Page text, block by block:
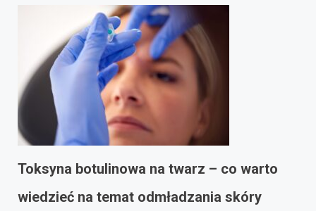
Toksyna botulinowa na twarz – co warto
wiedzieć na temat odmładzania skóry